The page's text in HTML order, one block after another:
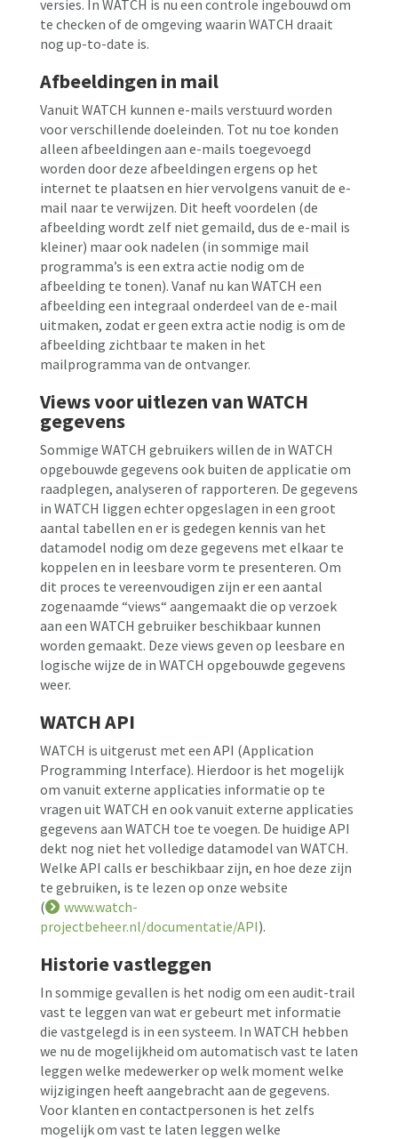
versies. In WATCH is nu een controle ingebouwd om
te checken of de omgeving waarin WATCH draait
nog up-to-date is.
Afbeeldingen in mail
Vanuit WATCH kunnen e-mails verstuurd worden
voor verschillende doeleinden. Tot nu toe konden
alleen afbeeldingen aan e-mails toegevoegd
worden door deze afbeeldingen ergens op het
internet te plaatsen en hier vervolgens vanuit de e-
mail naar te verwijzen. Dit heeft voordelen (de
afbeelding wordt zelf niet gemaild, dus de e-mail is
kleiner) maar ook nadelen (in sommige mail
programma’s is een extra actie nodig om de
afbeelding te tonen). Vanaf nu kan WATCH een
afbeelding een integraal onderdeel van de e-mail
uitmaken, zodat er geen extra actie nodig is om de
afbeelding zichtbaar te maken in het
mailprogramma van de ontvanger.
Views voor uitlezen van WATCH
gegevens
Sommige WATCH gebruikers willen de in WATCH
opgebouwde gegevens ook buiten de applicatie om
raadplegen, analyseren of rapporteren. De gegevens
in WATCH liggen echter opgeslagen in een groot
aantal tabellen en er is gedegen kennis van het
datamodel nodig om deze gegevens met elkaar te
koppelen en in leesbare vorm te presenteren. Om
dit proces te vereenvoudigen zijn er een aantal
zogenaamde “views“ aangemaakt die op verzoek
aan een WATCH gebruiker beschikbaar kunnen
worden gemaakt. Deze views geven op leesbare en
logische wijze de in WATCH opgebouwde gegevens
weer.
WATCH API
WATCH is uitgerust met een API (Application
Programming Interface). Hierdoor is het mogelijk
om vanuit externe applicaties informatie op te
vragen uit WATCH en ook vanuit externe applicaties
gegevens aan WATCH toe te voegen. De huidige API
dekt nog niet het volledige datamodel van WATCH.
Welke API calls er beschikbaar zijn, en hoe deze zijn
te gebruiken, is te lezen op onze website
(
www.watch-
projectbeheer.nl/documentatie/API).
Historie vastleggen
In sommige gevallen is het nodig om een audit-trail
vast te leggen van wat er gebeurt met informatie
die vastgelegd is in een systeem. In WATCH hebben
we nu de mogelijkheid om automatisch vast te laten
leggen welke medewerker op welk moment welke
wijzigingen heeft aangebracht aan de gegevens.
Voor klanten en contactpersonen is het zelfs
mogelijk om vast te laten leggen welke